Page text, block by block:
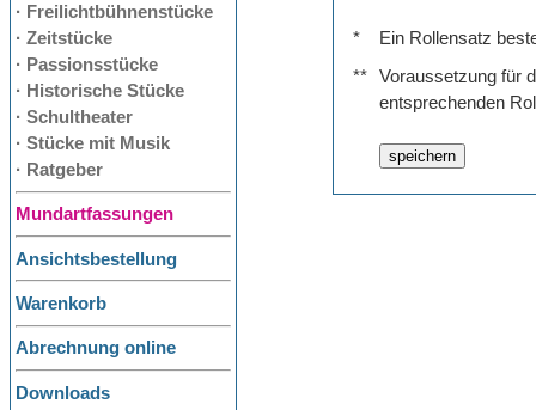
· Freilichtbühnenstücke
· Zeitstücke
· Passionsstücke
· Historische Stücke
· Schultheater
· Stücke mit Musik
· Ratgeber
Mundartfassungen
Ansichtsbestellung
Warenkorb
Abrechnung online
Downloads
*
Ein Rollensatz
**
Voraussetzung für
entsprechenden